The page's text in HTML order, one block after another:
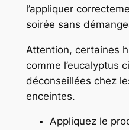
l’appliquer
soirée sans
Attention, certaines
comme l’eucalyptus
déconseillées chez
enceintes.
Appliquez le